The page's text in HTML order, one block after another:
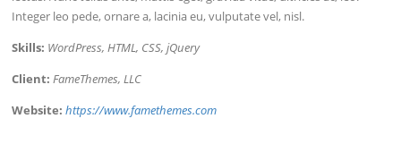
Integer leo pede, ornare a, lacinia eu, vulputate vel, nisl.
Skills: WordPress, HTML, CSS, jQuery
Client:FameThemes, LLC
Website:https://www.famethemes.com